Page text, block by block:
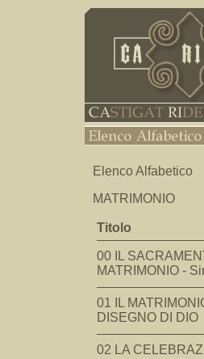
Elenco Alfabetico
MATRIMONIO
Titolo
00 IL
MATRIMONIO -
01 IL
DISEGNO DI DIO
02 LA